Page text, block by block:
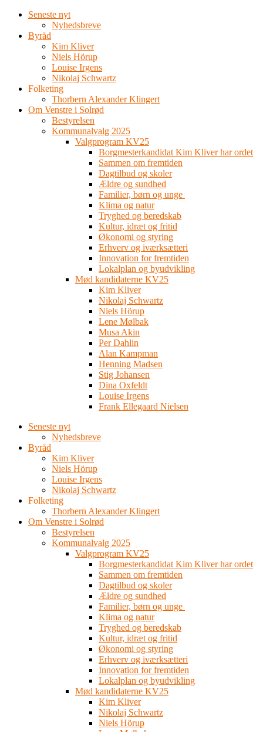
Seneste nyt
Nyhedsbreve
Byråd
Kim Kliver
Niels Hörup
Louise Irgens
Nikolaj Schwartz
Folketing
Thorbern Alexander Klingert
Om Venstre i Solrød
Bestyrelsen
Kommunalvalg 2025
Valgprogram KV25
Borgmesterkandidat Kim Kliver har ordet
Sammen om fremtiden
Dagtilbud og skoler
Ældre og sundhed
Familier, børn og unge
Klima og natur
Tryghed og beredskab
Kultur, idræt og fritid
Økonomi og styring
Erhverv og iværksætteri
Innovation for fremtiden
Lokalplan og byudvikling
Mød kandidaterne KV25
Kim Kliver
Nikolaj Schwartz
Niels Hörup
Lene Mølbak
Musa Akin
Per Dahlin
Alan Kampman
Henning Madsen
Stig Johansen
Dina Oxfeldt
Louise Irgens
Frank Ellegaard Nielsen
Seneste nyt
Nyhedsbreve
Byråd
Kim Kliver
Niels Hörup
Louise Irgens
Nikolaj Schwartz
Folketing
Thorbern Alexander Klingert
Om Venstre i Solrød
Bestyrelsen
Kommunalvalg 2025
Valgprogram KV25
Borgmesterkandidat Kim Kliver har ordet
Sammen om fremtiden
Dagtilbud og skoler
Ældre og sundhed
Familier, børn og unge
Klima og natur
Tryghed og beredskab
Kultur, idræt og fritid
Økonomi og styring
Erhverv og iværksætteri
Innovation for fremtiden
Lokalplan og byudvikling
Mød kandidaterne KV25
Kim Kliver
Nikolaj Schwartz
Niels Hörup